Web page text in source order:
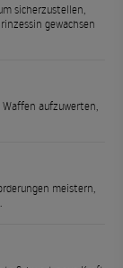
sicherzustellen,
gewachsen
aufzuwerten,
meistern,